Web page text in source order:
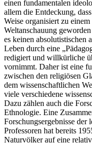
einen fundamentalen
allem die Entdeckung,
Weise organisiert zu
Weltanschauung
es keinen absolutistischen
Leben durch eine
redigiert und willkürliche
vornimmt. Daher ist eine
zwischen den religiösen
dem wissenschaftlichen
viele verschiedene
Dazu zählen auch die
Ethnologie. Eine
Forschungsergebnisse der
Professoren hat bereits
Naturvölker auf eine